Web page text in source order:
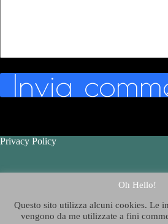
Invia
Privacy Policy
Chi è Thelazygeographer
Oh Hello!
Questo sito utilizza alcuni cookies. Le
vengono da me utilizzate a fini